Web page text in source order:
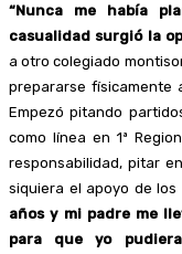
“Nunca me había
casualidad surgió la
a otro colegiado
prepararse físicamente
Empezó pitando
como línea en 1ª
responsabilidad, pitar
siquiera el apoyo de
años y mi padre me
para que yo